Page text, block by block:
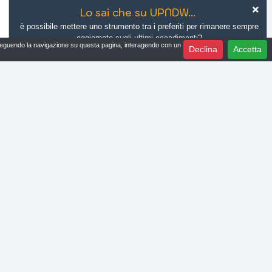
Lo sai che su UPNDW...
è possibile mettere uno strumento tra i preferiti per rimanere sempre
aggiornato sugli ultimi accadimenti?
la navigazione su questa pagina, interagendo con un
Declina Accetta